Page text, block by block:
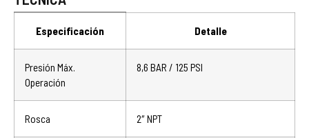
Especificación Detalle
Presión Máx.
Operación
8,6 BAR / 125 PSI
Rosca 2″ NPT